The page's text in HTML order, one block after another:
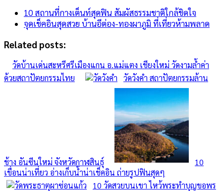
10 สถานที่กางเต็นท์สุดฟิน สัมผัสธรรมชาติใกล้ชิดใจ
จุดเช็คอินสุดสวย บ้านอีต่อง-ทองผาภูมิ ที่เที่ยวห้ามพลาด
Related posts:
วัดบ้านเด่นสะหรีศรีเมืองแกน อ.แม่แตง เชียงใหม่ วัดงามล้ำค่า
ด้วยสถาปัตยกรรมไทย
วัดวังคำ สถาปัตยกรรมล้าน
ช้าง อันซีนใหม่ จังหวัดกาฬสินธุ์
10
เขื่อนน่าเที่ยว อ่างเก็บน้ำน่าเช็คอิน ถ่ายรูปฟินสุดๆ
10 วัดสวยบนเขา ไหว้พระทำบุญขอพร